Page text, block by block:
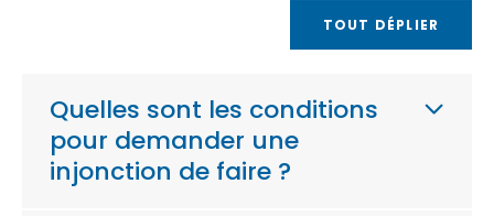
TOUT DÉPLIER
Quelles sont les conditions
pour demander une
injonction de faire ?